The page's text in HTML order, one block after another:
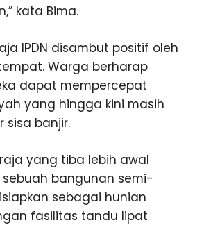
kata Bima.
IPDN disambut positif oleh
Warga berharap
dapat mempercepat
yang hingga kini masih
sisa banjir.
yang tiba lebih awal
bangunan semi-
sebagai hunian
fasilitas tandu lipat